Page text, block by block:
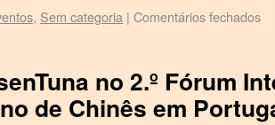
, Sem categoria | Comentários fechados
no 2.º Fórum
de Chinês em